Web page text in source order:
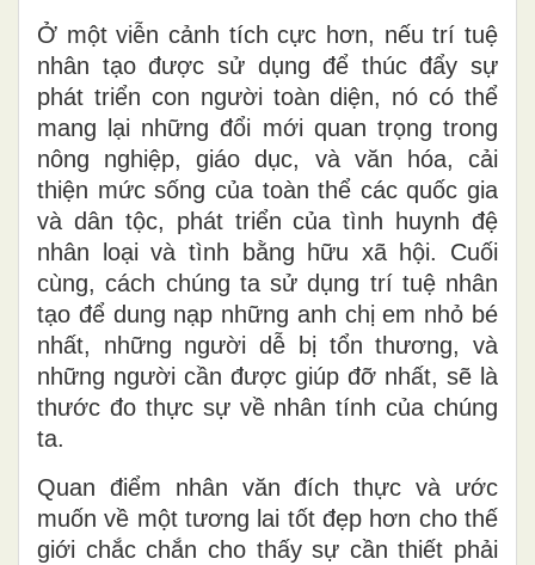
Ở một viễn cảnh tích cực hơn, nếu trí tuệ
nhân tạo được sử dụng để thúc đẩy sự
phát triển con người toàn diện, nó có thể
mang lại những đổi mới quan trọng trong
nông nghiệp, giáo dục,
và văn hóa, cải
thiện mức sống của toàn thể các quốc gia
và dân tộc, phát triển của tình huynh đệ
nhân loại và tình bằng hữu xã hội. Cuối
cùng, cách chúng ta sử dụng trí tuệ nhân
tạo để dung nạp những anh chị em nhỏ bé
nhất, những người dễ bị tổn thương, và
những người cần được giúp đỡ nhất, sẽ là
thước đo thực sự về nhân tính của chúng
ta.
Quan điểm nhân văn đích thực và ước
muốn về một tương lai tốt đẹp hơn cho thế
giới chắc chắn cho thấy sự cần thiết phải